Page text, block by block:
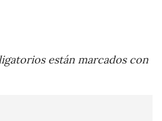
están marcados con